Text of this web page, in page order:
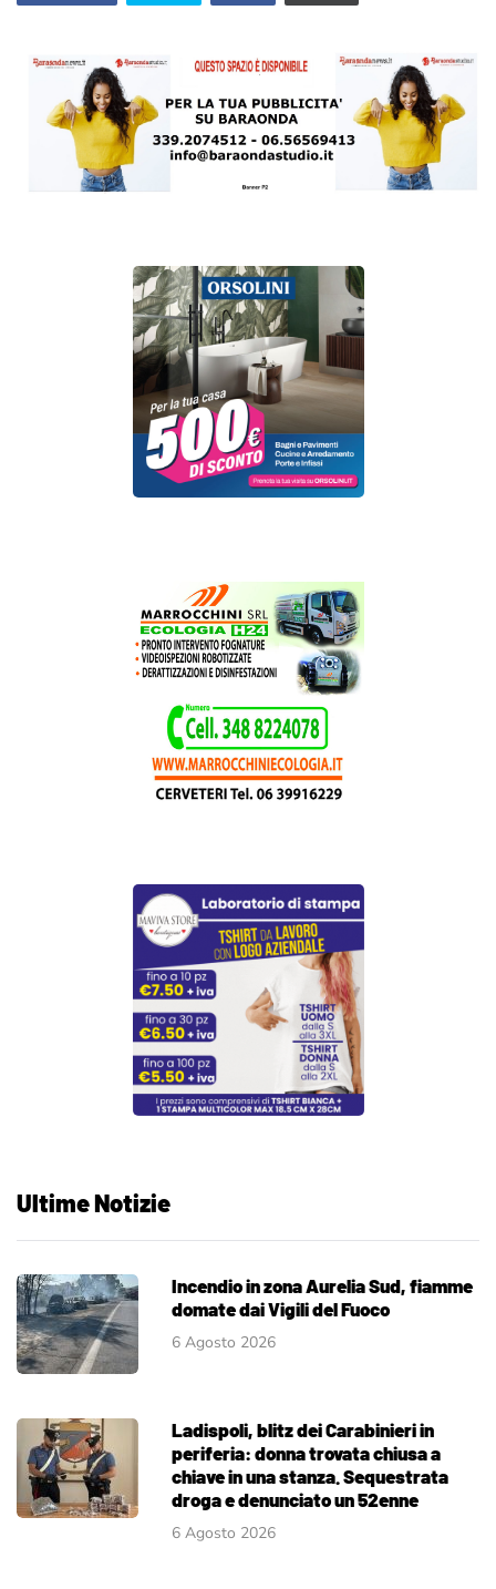
Ultime Notizie
Incendio in zona Aurelia Sud, fiamme
domate dai Vigili del Fuoco
6 Agosto 2026
Ladispoli, blitz dei Carabinieri in
periferia: donna trovata chiusa a
chiave in una stanza. Sequestrata
droga e denunciato un 52enne
6 Agosto 2026